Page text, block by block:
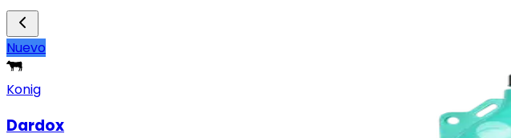
Nuevo
Konig
Dardox